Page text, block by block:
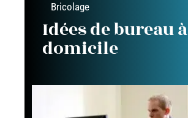
Bricolage
Idées de bureau à
domicile